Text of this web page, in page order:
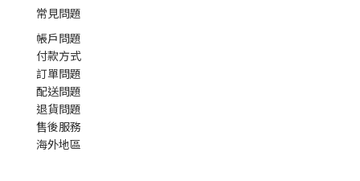
常見問題
帳戶問題
付款方式
訂單問題
配送問題
退貨問題
售後服務
海外地區